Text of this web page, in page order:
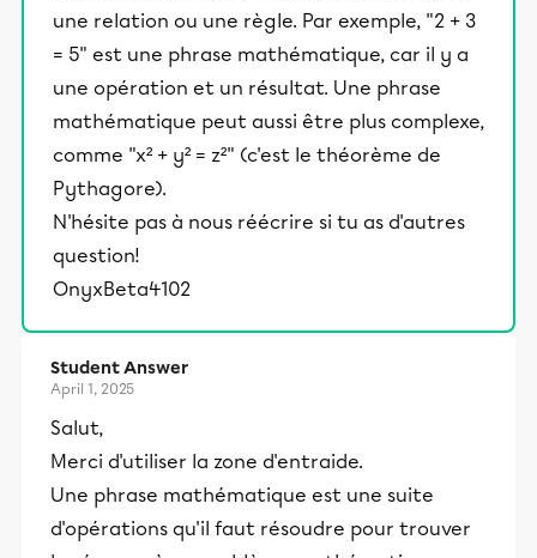
une relation ou une règle. Par exemple, "2 + 3
= 5" est une phrase mathématique, car il y a
une opération et un résultat. Une phrase
mathématique peut aussi être plus complexe,
comme "x² + y² = z²" (c'est le théorème de
Pythagore).
N'hésite pas à nous réécrire si tu as d'autres
question!
OnyxBeta4102
Student Answer
April 1, 2025
Salut,
Merci d'utiliser la zone d'entraide.
Une phrase mathématique est une suite
d'opérations qu'il faut résoudre pour trouver